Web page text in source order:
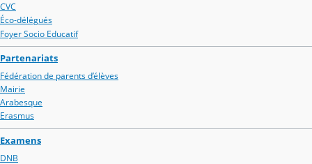
CVC
Éco-délégués
Foyer Socio Educatif
Partenariats
Fédération de parents d’élèves
Mairie
Arabesque
Erasmus
Examens
DNB